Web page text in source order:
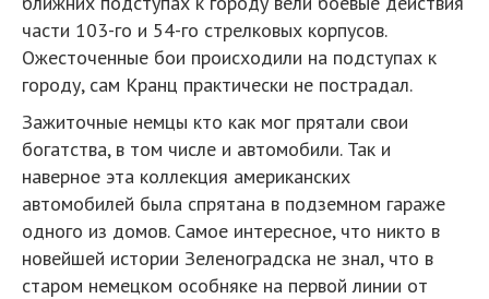
части 103-го и 54-го стрелковых корпусов.
Ожесточенные бои происходили на подступах к
городу, сам Кранц практически не пострадал.
Зажиточные немцы кто как мог прятали свои
богатства, в том числе и автомобили. Так и
наверное эта коллекция американских
автомобилей была спрятана в подземном гараже
одного из домов. Самое интересное, что никто в
новейшей истории Зеленоградска не знал, что в
старом немецком особняке на первой линии от